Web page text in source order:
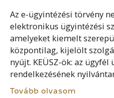
Az e-ügyintézési törvény
elektronikus ügyintézési
amelyeket kiemelt
központilag, kijelölt
nyújt. KEÜSZ-ök: az ügyfél
rendelkezésének
Tovább olvasom